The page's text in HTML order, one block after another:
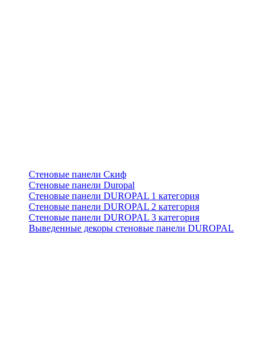
Стеновые панели Скиф
Стеновые панели Duropal
Стеновые панели DUROPAL 1 категория
Стеновые панели DUROPAL 2 категория
Стеновые панели DUROPAL 3 категория
Выведенные декоры стеновые панели DUROPAL